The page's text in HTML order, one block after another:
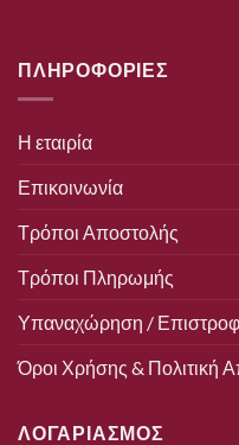
ΠΛΗΡΟΦΟΡΙΕΣ
Η εταιρία
Επικοινωνία
Τρόποι Αποστολής
Τρόποι Πληρωμής
Υπαναχώρηση /
Όροι Χρήσης & Πολιτική
ΛΟΓΑΡΙΑΣΜΟΣ